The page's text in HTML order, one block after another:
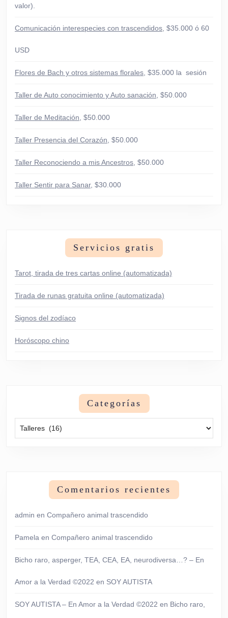
valor).
Comunicación interespecies con trascendidos , $35.000 ó 60
USD
Flores de Bach y otros sistemas florales , $35.000 la sesión
Taller de Auto conocimiento y Auto sanación , $50.000
Taller de Meditación , $50.000
Taller Presencia del Corazón , $50.000
Taller Reconociendo a mis Ancestros , $50.000
Taller Sentir para Sanar, $30.000
Servicios gratis
Tarot, tirada de tres cartas online (automatizada)
Tirada de runas gratuita online (automatizada)
Signos del zodíaco
Horóscopo chino
Categorías
Comentarios recientes
admin en Compañero animal trascendido
Pamela en Compañero animal trascendido
Bicho raro, asperger, TEA, CEA, EA, neurodiversa…? – En
Amor a la Verdad ©2022 en SOY AUTISTA
SOY AUTISTA – En Amor a la Verdad ©2022 en Bicho raro,